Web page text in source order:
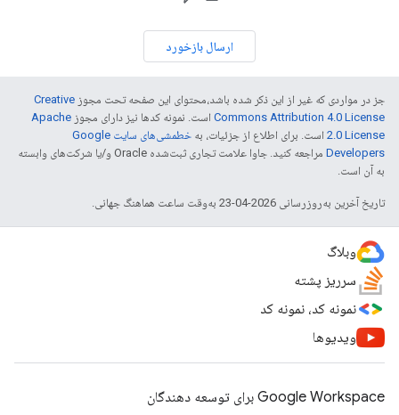
ارسال بازخورد
جز در مواردی که غیر از این ذکر شده باشد،‌محتوای این صفحه تحت مجوز Creative
Commons Attribution 4.0 License است. نمونه کدها نیز دارای مجوز Apache
2.0 License است. برای اطلاع از جزئیات، به
خطمشی‌های سایت Google
Developers‏
مراجعه کنید. جاوا علامت تجاری ثبت‌شده Oracle و/یا شرکت‌های وابسته
به آن است.
تاریخ آخرین به‌روزرسانی 2026-04-23 به‌وقت ساعت هماهنگ جهانی.
وبلاگ
سرریز پشته
نمونه کد، نمونه کد
ویدیوها
Google Workspace برای توسعه دهندگان